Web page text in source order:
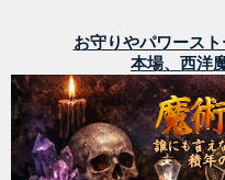
お守りやパワース
本場、西洋